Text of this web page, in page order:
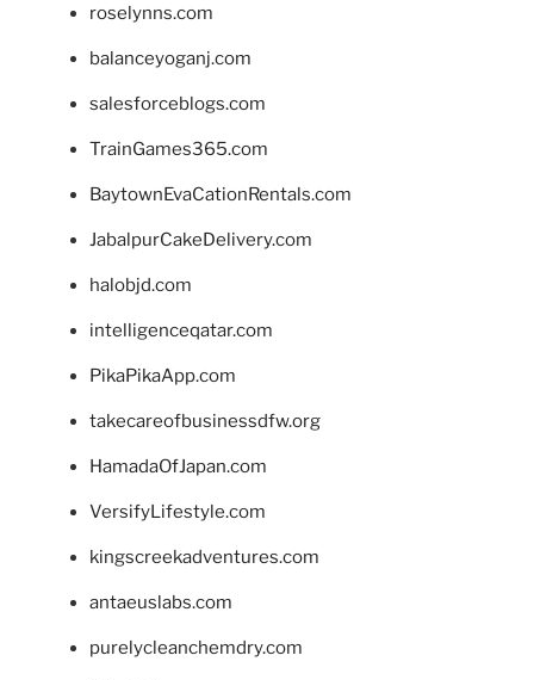
roselynns.com
balanceyoganj.com
salesforceblogs.com
TrainGames365.com
BaytownEvaCationRentals.com
JabalpurCakeDelivery.com
halobjd.com
intelligenceqatar.com
PikaPikaApp.com
takecareofbusinessdfw.org
HamadaOfJapan.com
VersifyLifestyle.com
kingscreekadventures.com
antaeuslabs.com
purelycleanchemdry.com